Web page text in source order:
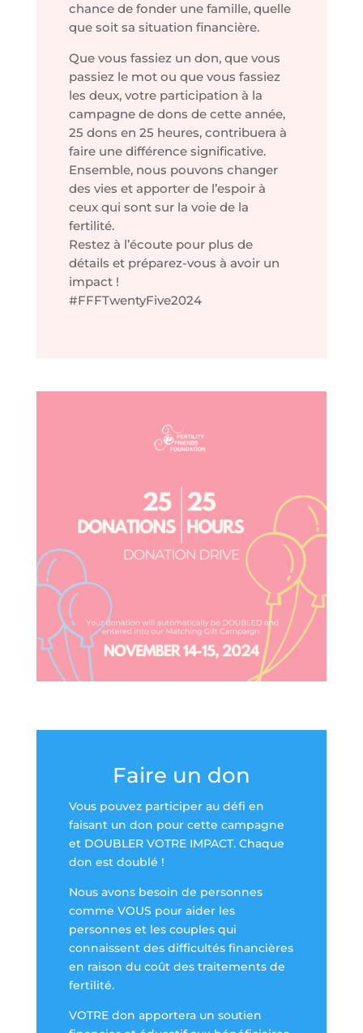
chance de fonder une famille, quelle
que soit sa situation financière.
Que vous fassiez un don, que vous
passiez le mot ou que vous fassiez
les deux, votre participation à la
campagne de dons de cette année,
25 dons en 25 heures, contribuera à
faire une différence significative.
Ensemble, nous pouvons changer
des vies et apporter de l’espoir à
ceux qui sont sur la voie de la
fertilité.
Restez à l’écoute pour plus de
détails et préparez-vous à avoir un
impact !
#FFFTwentyFive2024
Faire un don
Vous pouvez participer au défi en
faisant un don pour cette campagne
et DOUBLER VOTRE IMPACT. Chaque
don est doublé !
Nous avons besoin de personnes
comme VOUS pour aider les
personnes et les couples qui
connaissent des difficultés financières
en raison du coût des traitements de
fertilité.
VOTRE don apportera un soutien